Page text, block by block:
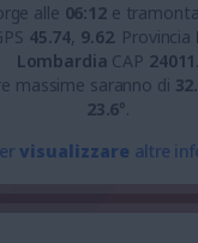
alle 06:12e
45.74, 9.62. Provincia
Lombardia CAP 24011.
massime saranno di
23.6°.
visualizzare altre